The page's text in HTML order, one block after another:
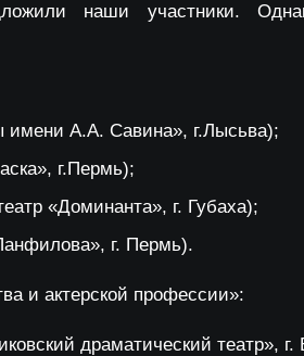
наши участники.
А.А. Савина», г.Лысьва);
г.Пермь);
«Доминанта», г. Губаха);
г. Пермь).
и актерской профессии»:
драматический театр», г.